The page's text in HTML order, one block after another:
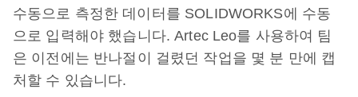
수동으로 측정한 데이터를 SOLIDWORKS에 수동
으로 입력해야 했습니다. Artec Leo를 사용하여 팀
은 이전에는 반나절이 걸렸던 작업을 몇 분 만에 캡
처할 수 있습니다.